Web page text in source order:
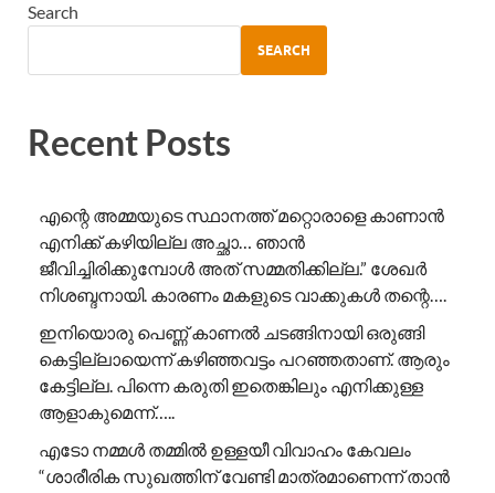
Search
SEARCH
Recent Posts
എന്റെ അമ്മയുടെ സ്ഥാനത്ത് മറ്റൊരാളെ കാണാൻ
എനിക്ക് കഴിയില്ല അച്ഛാ… ഞാൻ
ജീവിച്ചിരിക്കുമ്പോൾ അത് സമ്മതിക്കില്ല.” ശേഖർ
നിശബ്ദനായി. കാരണം മകളുടെ വാക്കുകൾ തന്റെ….
ഇനിയൊരു പെണ്ണ് കാണൽ ചടങ്ങിനായി ഒരുങ്ങി
കെട്ടില്ലായെന്ന് കഴിഞ്ഞവട്ടം പറഞ്ഞതാണ്. ആരും
കേട്ടില്ല. പിന്നെ കരുതി ഇതെങ്കിലും എനിക്കുള്ള
ആളാകുമെന്ന്…..
എടോ നമ്മൾ തമ്മിൽ ഉള്ളയീ വിവാഹം കേവലം
“ശാരീരിക സുഖത്തിന് വേണ്ടി മാത്രമാണെന്ന് താൻ